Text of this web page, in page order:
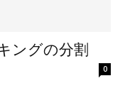
ングの分割
0